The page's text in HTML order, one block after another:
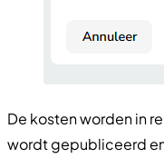
De kosten worden in
wordt gepubliceerd